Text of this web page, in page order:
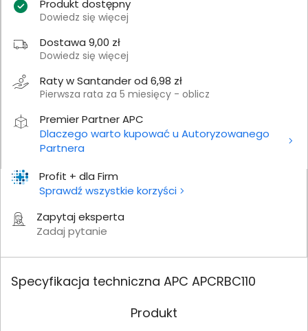
Profit + dla Firm
Sprawdź wszystkie korzyści
Zapytaj eksperta
Zadaj pytanie
Produkt dostępny
Dowiedz się więcej
Dostawa 9,00 zł
Dowiedz się więcej
Raty w Santander od 6,98 zł
Pierwsza rata za 5 miesięcy - oblicz
Premier Partner APC
Dlaczego warto kupować u Autoryzowanego
Partnera
Specyfikacja techniczna APC APCRBC110
Produkt